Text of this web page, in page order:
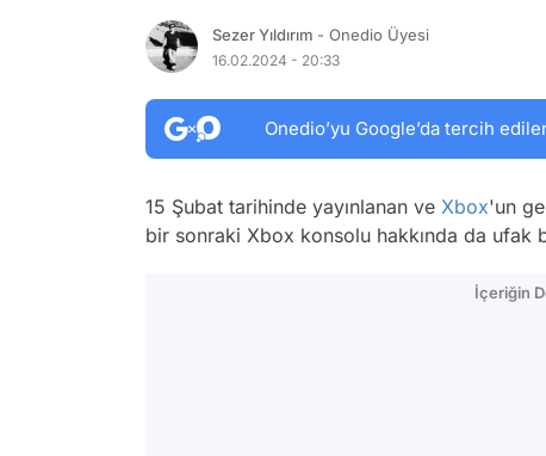
Sezer Yıldırım - Onedio Üyesi
16.02.2024 - 20:33
Onedio’yu Google’da tercih
15 Şubat tarihinde yayınlanan ve Xbox'un
bir sonraki Xbox konsolu hakkında da ufak
İçeriğin